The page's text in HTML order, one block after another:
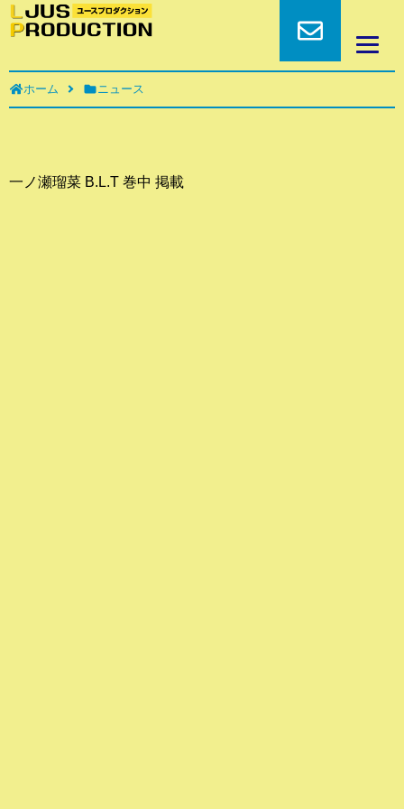
ホーム ニュース
一ノ瀬瑠菜 B.L.T 巻中 掲載